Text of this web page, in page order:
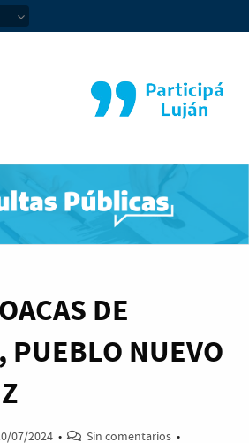
DE
PUEBLO NUEVO
07/2024 • Sin comentarios •